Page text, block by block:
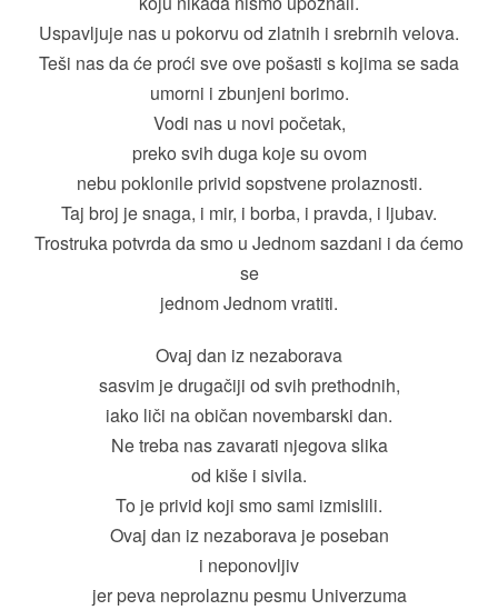
Uspavljuje nas u pokorvu od zlatnih i srebrnih velova.
Teši nas da će proći sve ove pošasti s kojima se sada
umorni i zbunjeni borimo.
Vodi nas u novi početak,
preko svih duga koje su ovom
nebu poklonile privid sopstvene prolaznosti.
Taj broj je snaga, i mir, i borba, i pravda, i ljubav.
Trostruka potvrda da smo u Jednom sazdani i da ćemo
se
jednom Jednom vratiti.
Ovaj dan iz nezaborava
sasvim je drugačiji od svih prethodnih,
iako liči na običan novembarski dan.
Ne treba nas zavarati njegova slika
od kiše i sivila.
To je privid koji smo sami izmislili.
Ovaj dan iz nezaborava je poseban
i neponovljiv
jer peva neprolaznu pesmu Univerzuma